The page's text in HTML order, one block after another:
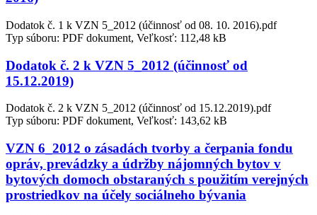
Dodatok č. 1 k VZN 5_2012 (účinnosť od 08. 10. 2016).pdf
Typ súboru: PDF dokument, Veľkosť: 112,48 kB
Dodatok č. 2 k VZN 5_2012 (účinnosť od
15.12.2019)
Dodatok č. 2 k VZN 5_2012 (účinnosť od 15.12.2019).pdf
Typ súboru: PDF dokument, Veľkosť: 143,62 kB
VZN 6_2012 o zásadách tvorby a čerpania fondu
opráv, prevádzky a údržby nájomných bytov v
bytových domoch obstaraných s použitím verejných
prostriedkov na účely sociálneho bývania